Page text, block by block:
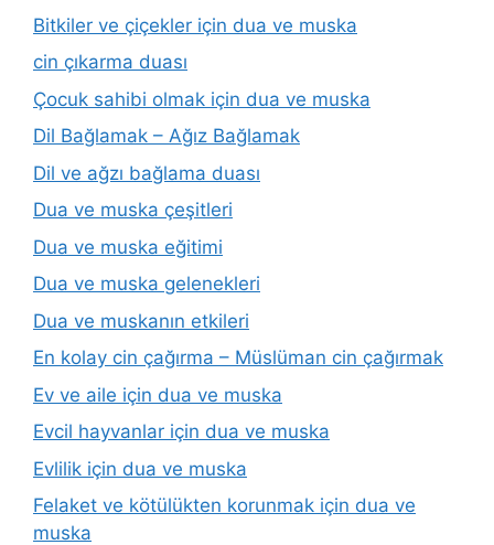
Bitkiler ve çiçekler için dua ve muska
cin çıkarma duası
Çocuk sahibi olmak için dua ve muska
Dil Bağlamak – Ağız Bağlamak
Dil ve ağzı bağlama duası
Dua ve muska çeşitleri
Dua ve muska eğitimi
Dua ve muska gelenekleri
Dua ve muskanın etkileri
En kolay cin çağırma – Müslüman cin çağırmak
Ev ve aile için dua ve muska
Evcil hayvanlar için dua ve muska
Evlilik için dua ve muska
Felaket ve kötülükten korunmak için dua ve
muska